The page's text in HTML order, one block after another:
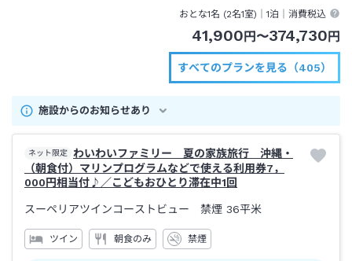
おとな1名 (2名1室)｜1泊 ｜消費税込
41,900円〜374,730円
すべてのプランを見る（405）
施設からのお知らせあり
ネット限定
わいわいファミリー 夏の家族旅行 沖縄・
（朝食付）マリンプログラムなどで使える利用券7，
000円相当付♪／こどもおひとり滞在中1回
スーペリアツインコーストビュー 禁煙 36平米
ツイン 朝食のみ 禁煙